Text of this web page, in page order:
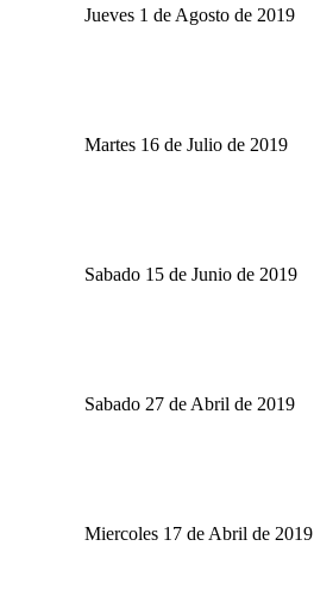
Jueves 1 de Agosto de 2019
Martes 16 de Julio de 2019
Sabado 15 de Junio de 2019
Sabado 27 de Abril de 2019
Miercoles 17 de Abril de 2019